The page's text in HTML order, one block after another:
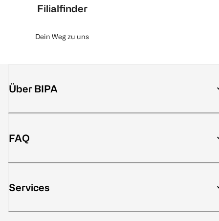
Filialfinder
Dein Weg zu uns
Über BIPA
FAQ
Services